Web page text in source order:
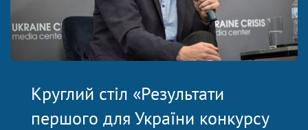
Круглий стіл «Результати
першого для України конкурсу